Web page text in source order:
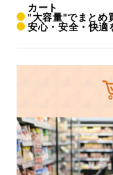
カート
"大容量"でまとめ
安心・安全・快適